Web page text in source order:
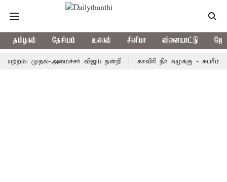
தமிழகம் தேசியம் உலகம் சினிமா விளையாட்டு
முதல்-அமைச்சர் விஜய் நன்றி காவிரி நீர் வழக்கு - சுப்ரீம்